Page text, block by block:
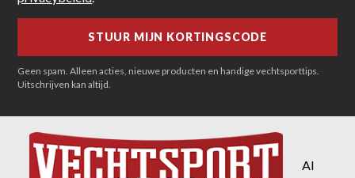
Geen spam. Alleen acties, nieuwe producten en handige vechtsporttips.
Uitschrijven kan altijd.
Al